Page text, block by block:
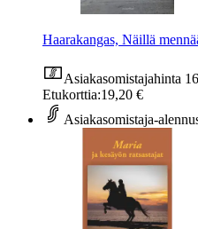
Haarakangas, Näillä
Asiakasomistajahinta
Etukorttia:19,20 €
Asiakasomistaja-